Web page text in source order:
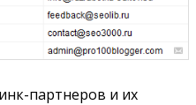
партнеров и их